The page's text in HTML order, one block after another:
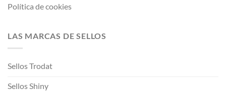
Política de cookies
LAS MARCAS DE SELLOS
Sellos Trodat
Sellos Shiny